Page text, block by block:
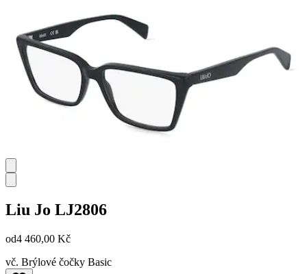
Liu Jo LJ2806
od4 460,00 Kč
vč. Brýlové čočky Basic